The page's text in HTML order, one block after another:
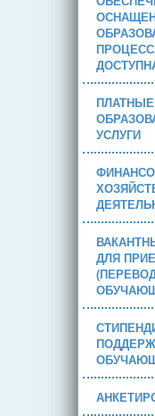
ПЛАТНЫЕ
УСЛУГИ
ДЛЯ